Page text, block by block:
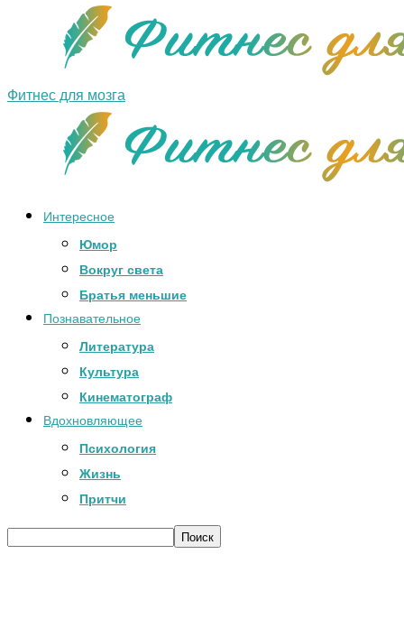
Фитнес для мозга
Интересное
Юмор
Вокруг света
Братья меньшие
Познавательное
Литература
Культура
Кинематограф
Вдохновляющее
Психология
Жизнь
Притчи